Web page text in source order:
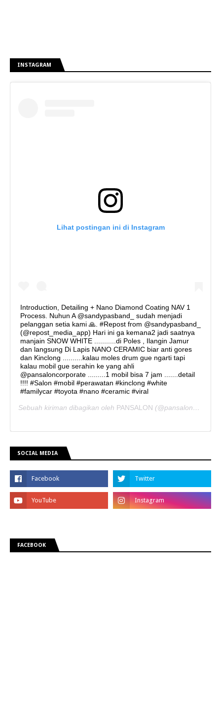
INSTAGRAM
Lihat postingan ini di Instagram
Introduction, Detailing + Nano Diamond Coating NAV 1
Process. Nuhun A @sandypasband_ sudah menjadi
pelanggan setia kami 🙏. #Repost from @sandypasband_
(@repost_media_app) Hari ini ga kemana2 jadi saatnya
manjain SNOW WHITE ...........di Poles , Ilangin Jamur
dan langsung Di Lapis NANO CERAMIC biar anti gores
dan Kinclong ..........kalau moles drum gue ngarti tapi
kalau mobil gue serahin ke yang ahli
@pansaloncorporate .........1 mobil bisa 7 jam .......detail
!!!! #Salon #mobil #perawatan #kinclong #white
#familycar #toyota #nano #ceramic #viral
Sebuah kiriman dibagikan oleh PANSALON (@pansaloncorporate) pada
SOCIAL MEDIA
FACEBOOK